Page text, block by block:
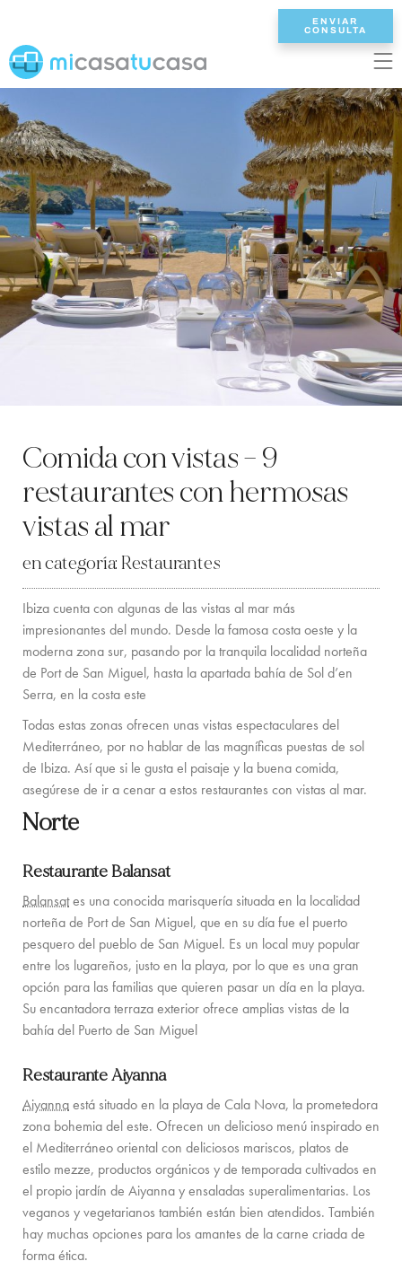
FR
INICIO
VILLAS
2/3 DORMITORIOS
4 DORMITORIOS
5 DORMITORIOS
COSTA OESTE
SANTA GERTRUDIS
SANTA EULALIA
IBIZA CIUDAD
INSPIRACIÓN
FLOTA DE BARCOS DE ALQUILER
SERVICIOS PRIVADOS DE CHEF Y COCTELERÍA
EXPERIENCIAS PARA FAMILIA
GUÍA DE LA ISLA
NOTICIAS
NOSOTROS
NOSOTROS
PARA TODA LA FAMILIA
SOSTENIBILIDAD
CONDICIONES DE RESERVA
SERVICES ON REQUEST
CONTACTO
ENVIAR
CONSULTA
Comida con vistas – 9
restaurantes con hermosas
vistas al mar
en categoría: Restaurantes
Ibiza cuenta con algunas de las vistas al mar más
impresionantes del mundo. Desde la famosa costa oeste y la
moderna zona sur, pasando por la tranquila localidad norteña
de Port de San Miguel, hasta la apartada bahía de Sol d’en
Serra, en la costa este
Todas estas zonas ofrecen unas vistas espectaculares del
Mediterráneo, por no hablar de las magníficas puestas de sol
de Ibiza. Así que si le gusta el paisaje y la buena comida,
asegúrese de ir a cenar a estos restaurantes con vistas al mar.
Norte
Restaurante Balansat
Balansates una conocida marisquería situada en la localidad
norteña de Port de San Miguel, que en su día fue el puerto
pesquero del pueblo de San Miguel. Es un local muy popular
entre los lugareños, justo en la playa, por lo que es una gran
opción para las familias que quieren pasar un día en la playa.
Su encantadora terraza exterior ofrece amplias vistas de la
bahía del Puerto de San Miguel
Restaurante Aiyanna
Aiyannaestá situado en la playa de Cala Nova, la prometedora
zona bohemia del este. Ofrecen un delicioso menú inspirado en
el Mediterráneo oriental con deliciosos mariscos, platos de
estilo mezze, productos orgánicos y de temporada cultivados en
el propio jardín de Aiyanna y ensaladas superalimentarias. Los
veganos y vegetarianos también están bien atendidos. También
hay muchas opciones para los amantes de la carne criada de
forma ética.